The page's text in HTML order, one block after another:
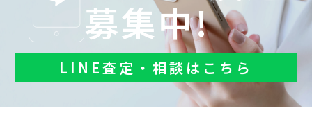
募集中!
LINE査定・相談はこちら